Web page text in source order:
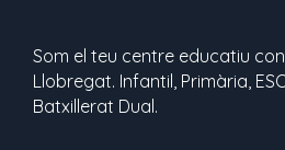
Som el teu centre educatiu
Llobregat. Infantil, Primària,
Batxillerat Dual.